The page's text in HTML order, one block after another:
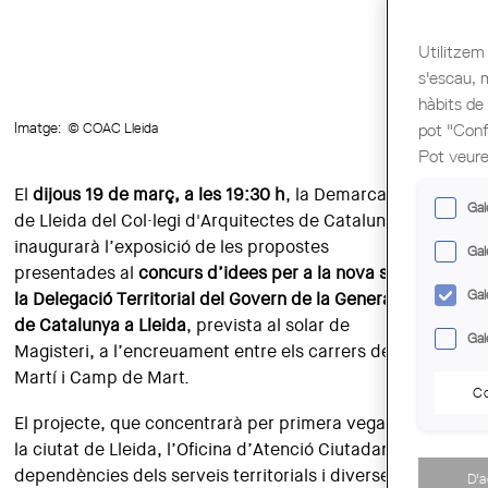
Imatge: © COAC Lleida
Eldijous 19 de març, a les 19:30 h, la Demarcació
de Lleida del Col·legi d'Arquitectes de Catalunya
inaugurarà l’exposició de les propostes
presentades alconcurs d’idees per a la nova seu de
la Delegació Territorial del Govern de la Generalitat
de Catalunya a Lleida, prevista al solar de
Magisteri, a l’encreuament entre els carrers de Sant
Martí i Camp de Mart.
El projecte, que concentrarà per primera vegada a
la ciutat de Lleida, l’Oficina d’Atenció Ciutadana, les
dependències dels serveis territorials i diverses
Utilitzem
s'escau,
hàbits
pot
Pot